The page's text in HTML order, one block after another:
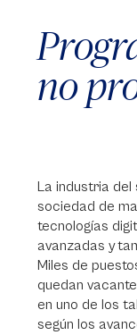
no
La industria del
sociedad de
tecnologías
avanzadas y
Miles de
quedan
en uno de los
según los